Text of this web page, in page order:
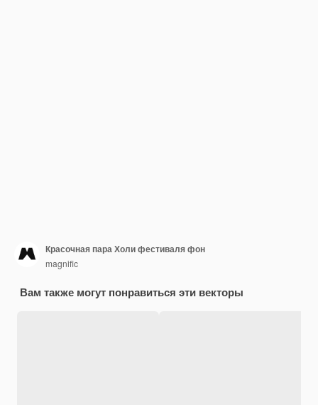
Красочная пара Холи фестиваля фон
magnific
Вам также могут понравиться эти векторы